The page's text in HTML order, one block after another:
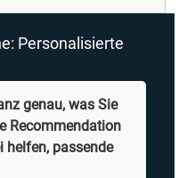
Personalisierte
genau, was Sie
Recommendation
helfen, passende